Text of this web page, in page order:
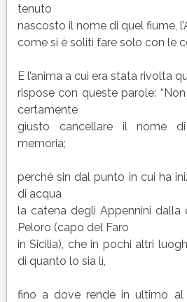
tenuto
nascosto il nome di quel fiume,
come si è soliti fare solo con le
E l’anima a cui era stata rivolta
rispose con queste parole:
certamente
giusto cancellare il nome
memoria;
perché sin dal punto in cui ha
di acqua
la catena degli Appennini dalla
Peloro (capo del Faro
in Sicilia), che in pochi altri
di quanto lo sia lì,
fino a dove rende in ultimo al